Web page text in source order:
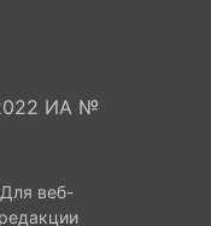
ИА №
веб-